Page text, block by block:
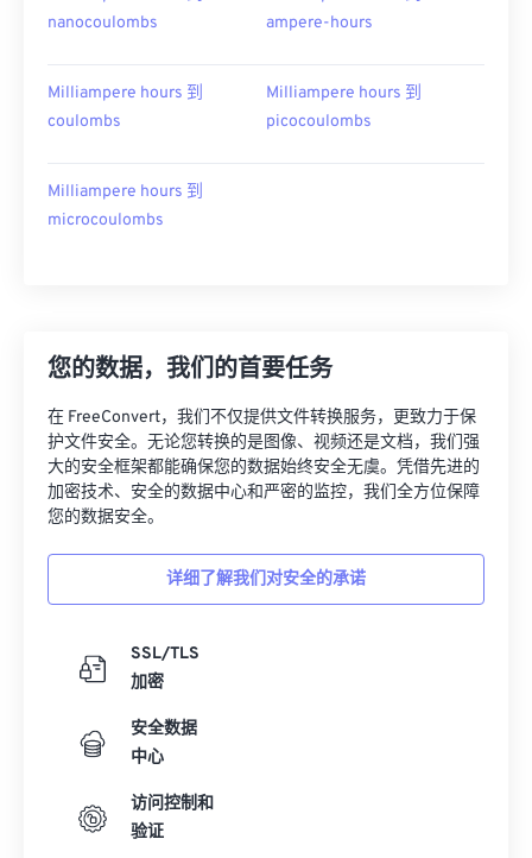
nanocoulombs
ampere-hours
Milliampere hours 到
coulombs
Milliampere hours 到
picocoulombs
Milliampere hours 到
microcoulombs
您的数据，我们的首要任务
在 FreeConvert，我们不仅提供文件转换服务，更致力于保
护文件安全。无论您转换的是图像、视频还是文档，我们强
大的安全框架都能确保您的数据始终安全无虞。凭借先进的
加密技术、安全的数据中心和严密的监控，我们全方位保障
您的数据安全。
详细了解我们对安全的承诺
SSL/TLS
加密
安全数据
中心
访问控制和
验证